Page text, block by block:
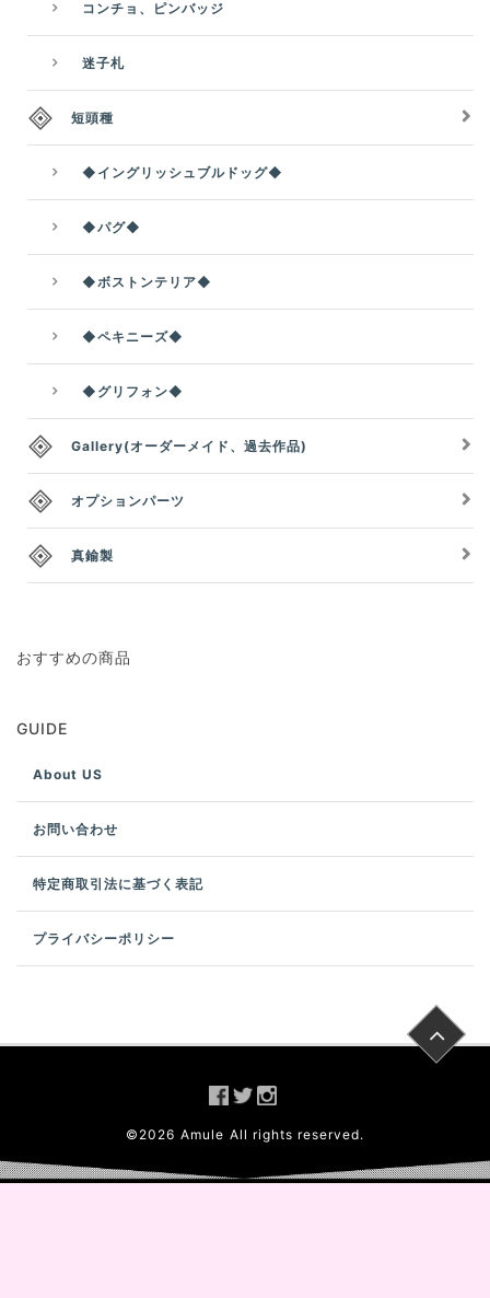
コンチョ、ピンバッジ
迷子札
短頭種
◆イングリッシュブルドッグ◆
◆パグ◆
◆ボストンテリア◆
◆ペキニーズ◆
◆グリフォン◆
Gallery(オーダーメイド、過去作品)
オプションパーツ
真鍮製
おすすめの商品
GUIDE
About US
お問い合わせ
特定商取引法に基づく表記
プライバシーポリシー
© 2026 Amule All rights reserved.